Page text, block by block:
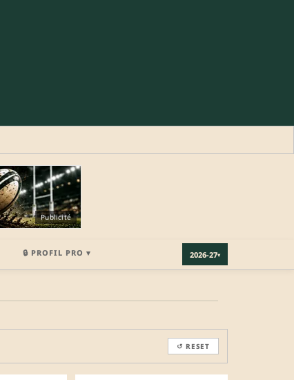
Publicité
🔒 PROFIL PRO ▾ 2026-27▾
↺ RESET